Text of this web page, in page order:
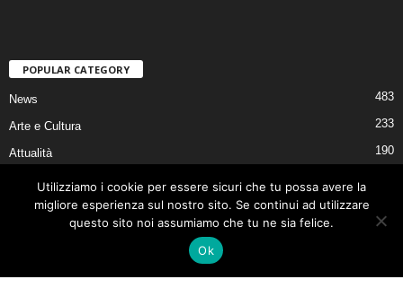
POPULAR CATEGORY
News 483
Arte e Cultura 233
Attualità 190
PERSONE
LUOGHI
Agroalimentare
Utilizziamo i cookie per essere sicuri che tu possa avere la
migliore esperienza sul nostro sito. Se continui ad utilizzare
questo sito noi assumiamo che tu ne sia felice.
Ok